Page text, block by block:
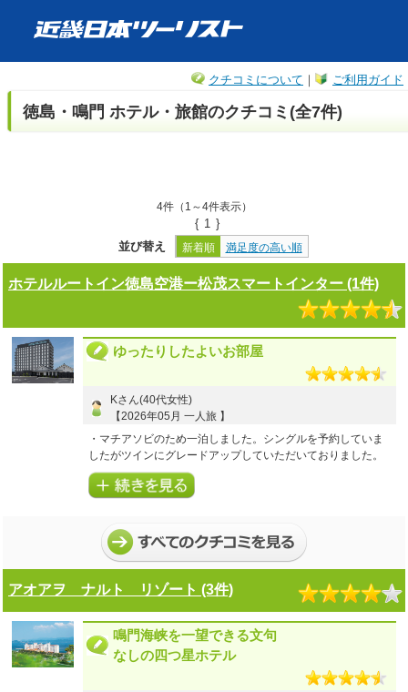
ご利用ガイド
クチコミについて ｜
徳島・鳴門 ホテル・旅館のクチコミ(全7件)
4件（1～4件表示）
{ 1 }
並び替え
新着順 満足度の高い順
ホテルルートイン徳島空港ー松茂スマートインター (1件)
ゆったりしたよいお部屋
Kさん(40代女性)
【2026年05月 一人旅 】
・マチアソビのため一泊しました。シングルを予約していま
したがツインにグレードアップしていただいておりました。
・空港、市内からのアクセスとも良好でした。
・高い時期でしたが市内(徳島駅近)と比べるとリーズナブルで
・部屋がとても綺麗でゆったりとしていました。必要な備品
は揃っており、不足は感じませんでした。
・窓からの眺めもとてもよかったです。
・スタッフさんの応答もよかったです。
プラン内容5点 接客・サービス5点
お風呂(温泉)3点 客室・アメニティ
施設・設備 5点
アオアヲ ナルト リゾート (3件)
鳴門海峡を一望できる文句
なしの四つ星ホテル